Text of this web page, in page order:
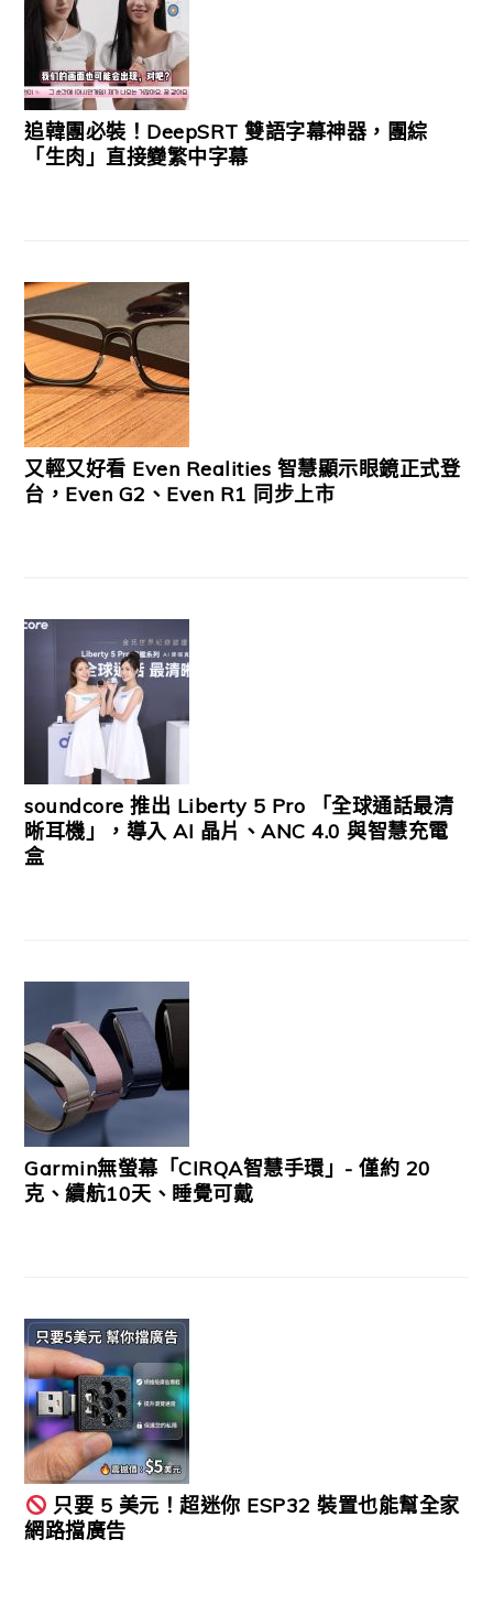
追韓團必裝！DeepSRT 雙語字幕神器，團綜
「生肉」直接變繁中字幕
又輕又好看 Even Realities 智慧顯示眼鏡正式登
台，Even G2、Even R1 同步上市
soundcore 推出 Liberty 5 Pro 「全球通話最清
晰耳機」，導入 AI 晶片、ANC 4.0 與智慧充電
盒
Garmin無螢幕「CIRQA智慧手環」- 僅約 20
克、續航10天、睡覺可戴
只要 5 美元！超迷你 ESP32 裝置也能幫全家
網路擋廣告